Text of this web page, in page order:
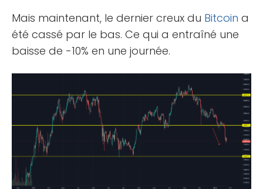
Mais maintenant, le dernier creux du Bitcoin a
été cassé par le bas. Ce qui a entraîné une
baisse de -10% en une journée.